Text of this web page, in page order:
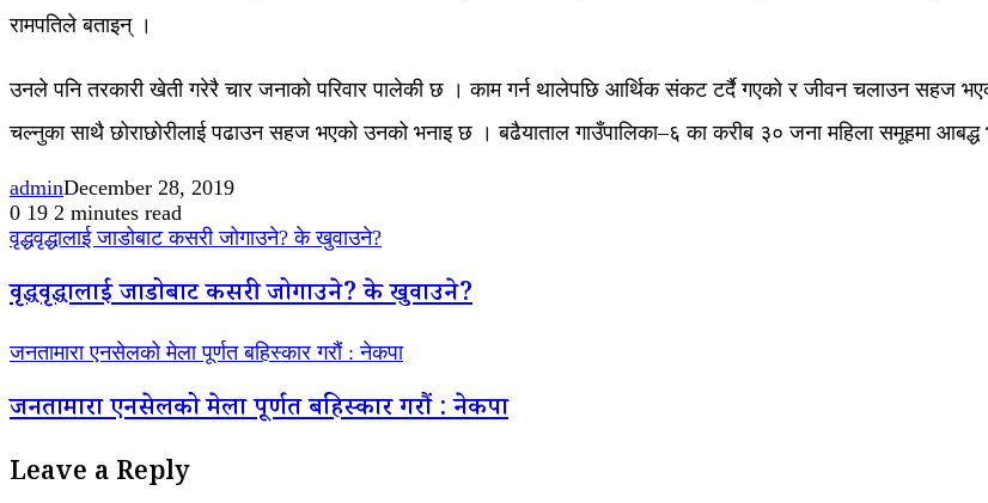
रामपतिले बताइन् ।
उनले पनि तरकारी खेती गरेरै चार जनाको परिवार पालेकी छ । काम गर्न थालेपछि आर्थिक संकट टर्दै गएको र जीवन चलाउन सहज
चल्नुका साथै छोराछोरीलाई पढाउन सहज भएको उनको भनाइ छ । बढैयाताल गाउँपालिका–६ का करीब ३० जना महिला समूहमा
adminDecember 28, 2019
0 19 2 minutes read
वृद्धवृद्धालाई जाडोबाट कसरी जोगाउने? के खुवाउने?
वृद्धवृद्धालाई जाडोबाट कसरी जोगाउने? के खुवाउने?
जनतामारा एनसेलको मेला पूर्णत बहिस्कार गरौं : नेकपा
जनतामारा एनसेलको मेला पूर्णत बहिस्कार गरौं : नेकपा
Leave a Reply